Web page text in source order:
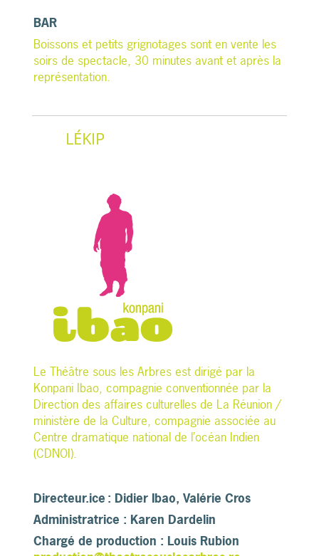
BAR
Boissons et petits grignotages sont en vente les
soirs de spectacle, 30 minutes avant et après la
représentation.
LÉKIP
Le Théâtre sous les Arbres est dirigé par la
Konpani Ibao, compagnie conventionnée par la
Direction des affaires culturelles de La Réunion /
ministère de la Culture, compagnie associée au
Centre dramatique national de l’océan Indien
(CDNOI).
Directeur.ice : Didier Ibao, Valérie Cros
Administratrice : Karen Dardelin
Chargé de production : Louis Rubion